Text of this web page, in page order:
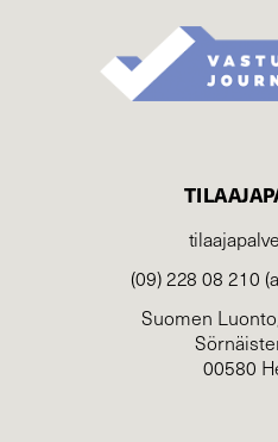
(09) 228 08 210
Suomen
00580